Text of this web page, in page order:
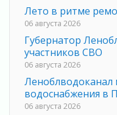
Лето в ритме
06 августа 2026
Губернатор
участников СВО
06 августа 2026
Леноблводоканал
водоснабжения в
06 августа 2026